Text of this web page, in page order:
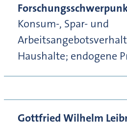
Konsum-, Spar- und
Haushalte; endogene
Gottfried Wilhelm